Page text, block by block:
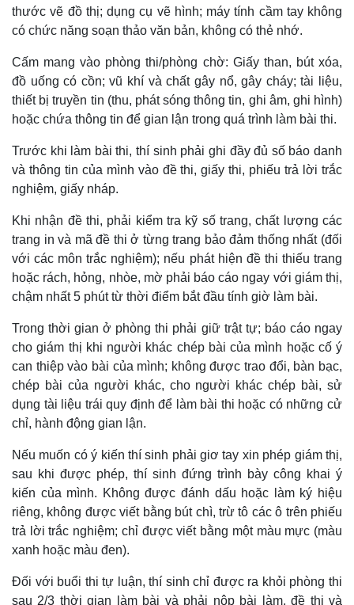
Thế giới
Quan sát
Cuộc sống đó đây
Hồ sơ
Multimedia
Video
Ảnh
E-Magazine
thước vẽ đồ thị; dụng cụ vẽ hình; máy tính cầm tay không
có chức năng soạn thảo văn bản, không có thẻ nhớ.
Cấm mang vào phòng thi/phòng chờ: Giấy than, bút xóa,
đồ uống có cồn; vũ khí và chất gây nổ, gây cháy; tài liệu,
thiết bị truyền tin (thu, phát sóng thông tin, ghi âm, ghi hình)
hoặc chứa thông tin để gian lận trong quá trình làm bài thi.
Trước khi làm bài thi, thí sinh phải ghi đầy đủ số báo danh
và thông tin của mình vào đề thi, giấy thi, phiếu trả lời trắc
nghiệm, giấy nháp.
Khi nhận đề thi, phải kiểm tra kỹ số trang, chất lượng các
trang in và mã đề thi ở từng trang bảo đảm thống nhất (đối
với các môn trắc nghiệm); nếu phát hiện đề thi thiếu trang
hoặc rách, hỏng, nhòe, mờ phải báo cáo ngay với giám thị,
chậm nhất 5 phút từ thời điểm bắt đầu tính giờ làm bài.
Trong thời gian ở phòng thi phải giữ trật tự; báo cáo ngay
cho giám thị khi người khác chép bài của mình hoặc cố ý
can thiệp vào bài của mình; không được trao đổi, bàn bạc,
chép bài của người khác, cho người khác chép bài, sử
dụng tài liệu trái quy định để làm bài thi hoặc có những cử
chỉ, hành động gian lận.
Nếu muốn có ý kiến thí sinh phải giơ tay xin phép giám thị,
sau khi được phép, thí sinh đứng trình bày công khai ý
kiến của mình. Không được đánh dấu hoặc làm ký hiệu
riêng, không được viết bằng bút chì, trừ tô các ô trên phiếu
trả lời trắc nghiệm; chỉ được viết bằng một màu mực (màu
xanh hoặc màu đen).
Đối với buổi thi tự luận, thí sinh chỉ được ra khỏi phòng thi
sau 2/3 thời gian làm bài và phải nộp bài làm, đề thi và